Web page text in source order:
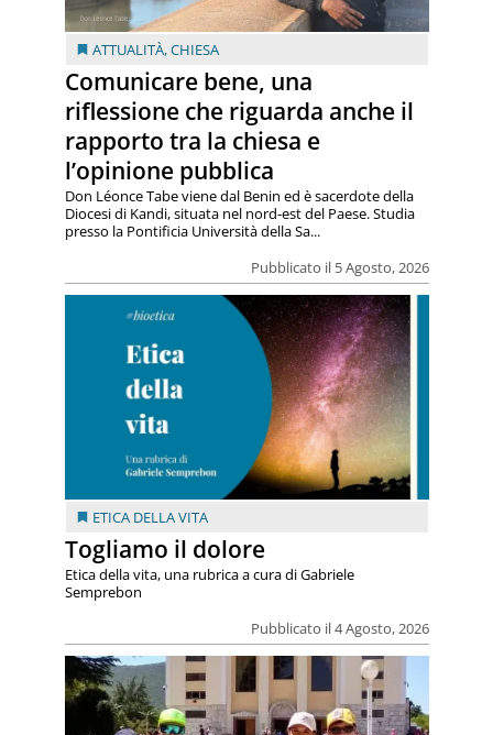
ATTUALITÀ,CHIESA
Comunicare bene, una
riflessione che riguarda anche il
rapporto tra la chiesa e
l’opinione pubblica
Pubblicato il 5 Agosto, 2026
Don Léonce Tabe viene dal Benin ed è sacerdote della
Diocesi di Kandi, situata nel nord-est del Paese. Studia
presso la Pontificia Università della Sa...
ETICA DELLA VITA
Togliamo il dolore
Pubblicato il 4 Agosto, 2026
Etica della vita, una rubrica a cura di Gabriele
Semprebon